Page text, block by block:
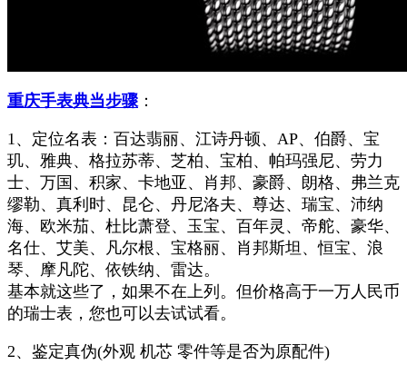
重庆手表典当步骤：
1、定位名表：百达翡丽、江诗丹顿、AP、伯爵、宝
玑、雅典、格拉苏蒂、芝柏、宝柏、帕玛强尼、劳力
士、万国、积家、卡地亚、肖邦、豪爵、朗格、弗兰克
缪勒、真利时、昆仑、丹尼洛夫、尊达、瑞宝、沛纳
海、欧米茄、杜比萧登、玉宝、百年灵、帝舵、豪华、
名仕、艾美、凡尔根、宝格丽、肖邦斯坦、恒宝、浪
琴、摩凡陀、依铁纳、雷达。
基本就这些了，如果不在上列。但价格高于一万人民币
的瑞士表，您也可以去试试看。
2、鉴定真伪(外观 机芯 零件等是否为原配件)